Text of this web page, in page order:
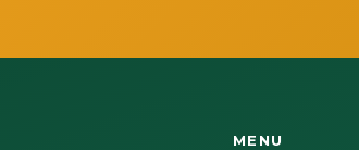
MENU